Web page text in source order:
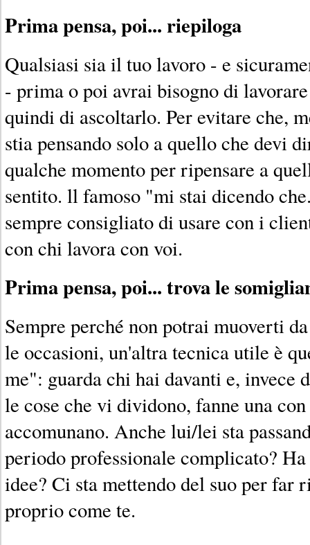
Prima pensa, poi... riepiloga
Qualsiasi sia il tuo lavoro - e
- prima o poi avrai bisogno di
quindi di ascoltarlo. Per evitare che,
stia pensando solo a quello che devi
qualche momento per ripensare a
sentito. ll famoso "mi stai dicendo
sempre consigliato di usare con i
con chi lavora con voi.
Prima pensa, poi... trova le
Sempre perché non potrai muoverti
le occasioni, un'altra tecnica utile è
me": guarda chi hai davanti e, invece
le cose che vi dividono, fanne una
accomunano. Anche lui/lei sta
periodo professionale complicato?
idee? Ci sta mettendo del suo per far
proprio come te.